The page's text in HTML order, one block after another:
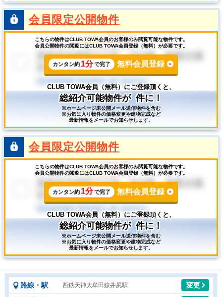
会員限定公開物件
こちらの物件はCLUB TOWA会員のお客様のみ閲覧可能な物件です。
会員公開物件の閲覧にはCLUB TOWA会員登録（無料）が必要です。
カンタン約 1分 で完了 無料会員登録
CLUB TOWA会員（無料）にご登録頂くと、
総紹介可能物件が 件に！
※ホームページ未公開メール送信物件を含む
※お気に入り物件の価格変更や建物完成など
最新情報をメールでお知らせします。
会員限定公開物件
こちらの物件はCLUB TOWA会員のお客様のみ閲覧可能な物件です。
会員公開物件の閲覧にはCLUB TOWA会員登録（無料）が必要です。
カンタン約 1分 で完了 無料会員登録
CLUB TOWA会員（無料）にご登録頂くと、
総紹介可能物件が 件に！
※ホームページ未公開メール送信物件を含む
※お気に入り物件の価格変更や建物完成など
最新情報をメールでお知らせします。
路線・駅 西鉄天神大牟田線井尻駅 変更